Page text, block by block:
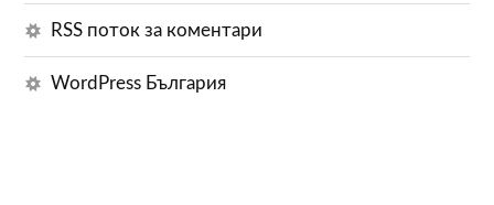
RSS поток за коментари
WordPress България